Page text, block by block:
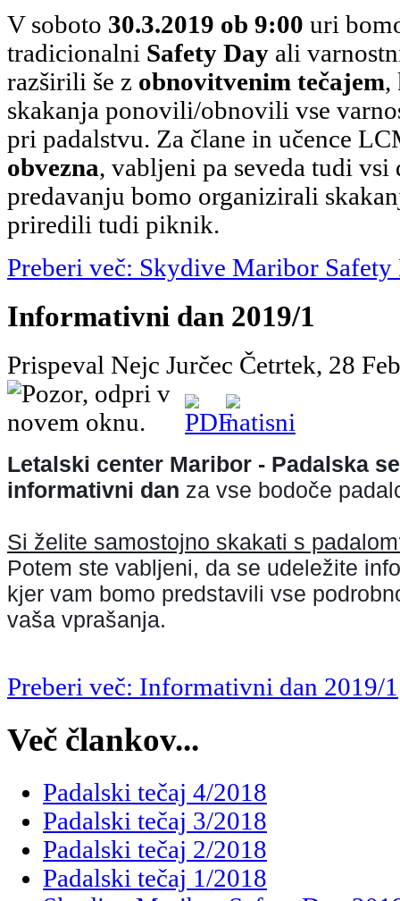
V soboto 30.3.2019 ob 9:00 uri
tradicionalni Safety Day ali
razširili še z obnovitvenim tečajem,
skakanja ponovili/obnovili vse
pri padalstvu. Za člane in učence
obvezna, vabljeni pa seveda tudi
predavanju bomo organizirali
priredili tudi piknik.
Preberi več: Skydive Maribor Safety
Informativni dan 2019/1
Prispeval Nejc Jurčec Četrtek, 28
Letalski center Maribor - Padalska
informativni dan za vse bodoče
Si želite samostojno skakati s
Potem ste vabljeni, da se udeležite
kjer vam bomo predstavili vse
vaša vprašanja.
Preberi več: Informativni dan 2019/1
Več člankov...
Padalski tečaj 4/2018
Padalski tečaj 3/2018
Padalski tečaj 2/2018
Padalski tečaj 1/2018